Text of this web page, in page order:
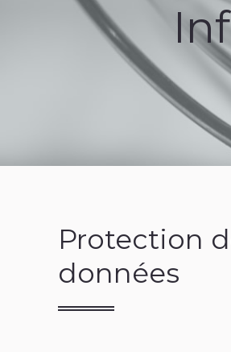
Protection
données